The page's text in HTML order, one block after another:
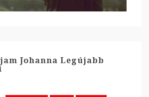
Johanna Legújabb